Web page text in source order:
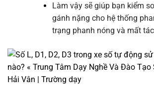
Làm vậy sẽ giúp bạn kiểm
gánh nặng cho hệ thống
trạng phanh nóng và mất